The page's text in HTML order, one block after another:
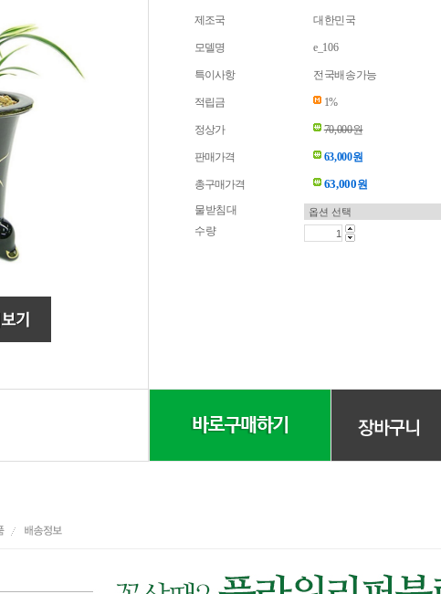
제조국 대한민국
모델명 e_106
특이사항 전국배송가능
적립금 1%
정상가 70,000원
판매가격 63,000원
총구매가격 63,000원
물받침대
수량